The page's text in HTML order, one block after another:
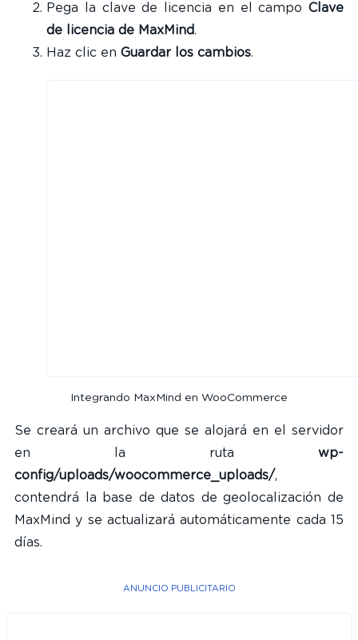
Pega la clave de licencia en el campo Clave
de licencia de MaxMind.
Haz clic en Guardar los cambios.
Integrando MaxMind en WooCommerce
Se creará un archivo que se alojará en el servidor
en la ruta wp-
config/uploads/woocommerce_uploads/,
contendrá la base de datos de geolocalización de
MaxMind y se actualizará automáticamente cada 15
días.
ANUNCIO PUBLICITARIO